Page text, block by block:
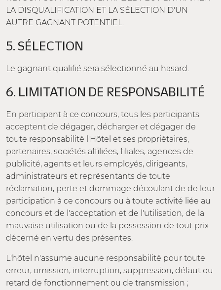
LA DISQUALIFICATION ET LA SÉLECTION D'UN
AUTRE GAGNANT POTENTIEL.
5. SÉLECTION
Le gagnant qualifié sera sélectionné au hasard.
6. LIMITATION DE RESPONSABILITÉ
En participant à ce concours, tous les participants
acceptent de dégager, décharger et dégager de
toute responsabilité l'Hôtel et ses propriétaires,
partenaires, sociétés affiliées, filiales, agences de
publicité, agents et leurs employés, dirigeants,
administrateurs et représentants de toute
réclamation, perte et dommage découlant de de leur
participation à ce concours ou à toute activité liée au
concours et de l'acceptation et de l'utilisation, de la
mauvaise utilisation ou de la possession de tout prix
décerné en vertu des présentes.
L'hôtel n'assume aucune responsabilité pour toute
erreur, omission, interruption, suppression, défaut ou
retard de fonctionnement ou de transmission ;